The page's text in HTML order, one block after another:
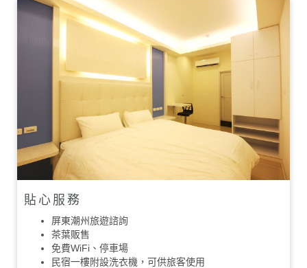
貼心服務
屏東潮州旅遊諮詢
茶葉販售
免費WiFi、停車場
民宿一樓附設洗衣機，可供旅客使用